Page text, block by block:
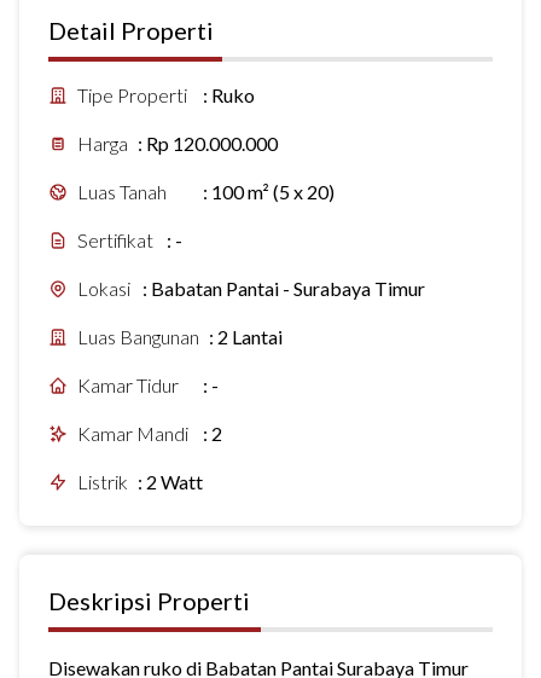
Detail Properti
Tipe Properti : Ruko
Harga : Rp 120.000.000
Luas Tanah : 100 m² (5 x 20)
Sertifikat : -
Lokasi : Babatan Pantai - Surabaya Timur
Luas Bangunan : 2 Lantai
Kamar Tidur : -
Kamar Mandi : 2
Listrik : 2 Watt
Deskripsi Properti
Disewakan ruko di Babatan Pantai Surabaya Timur